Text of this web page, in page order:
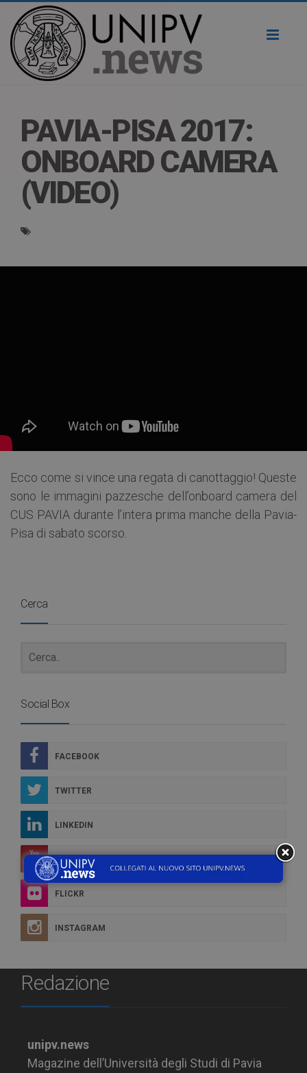
PAVIA-PISA 2017:
ONBOARD CAMERA
(VIDEO)
Ecco come si vince una regata di canottaggio! Queste
sono le immagini pazzesche dell’onboard camera del
CUS PAVIA durante l’intera prima manche della Pavia-
Pisa di sabato scorso.
Cerca
Social Box
FACEBOOK
TWITTER
LINKEDIN
YOUTUBE
FLICKR
INSTAGRAM
Redazione
unipv.news
Magazine dell’Università degli Studi di Pavia